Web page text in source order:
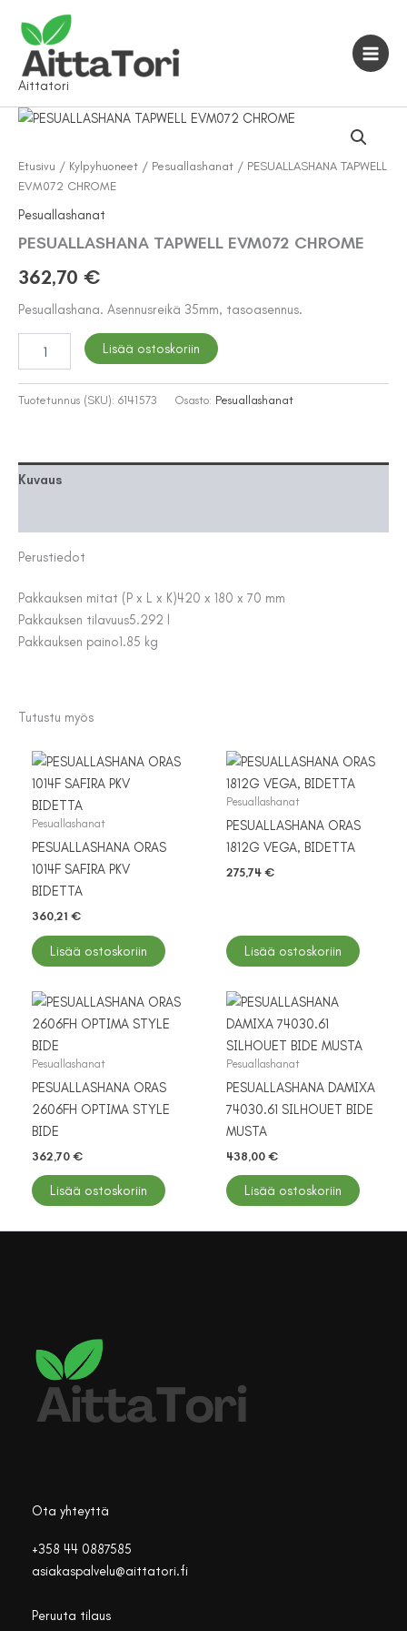
sisältöön
Aittatori
Etusivu / Kylpyhuoneet / Pesuallashanat / PESUALLASHANA TAPWELL
EVM072 CHROME
Pesuallashanat
PESUALLASHANA TAPWELL EVM072 CHROME
362,70 €
Pesuallashana. Asennusreikä 35mm, tasoasennus.
PESUALLASHANA
TAPWELL
CHROME
Lisää ostoskoriin
Tuotetunnus (SKU): 6141573 Osasto: Pesuallashanat
Kuvaus
Perustiedot
Pakkauksen mitat (P x L x K)420 x 180 x 70 mm
Pakkauksen tilavuus5.292 l
Pakkauksen paino1.85 kg
Tutustu myös
Pesuallashanat
PESUALLASHANA ORAS
1014F SAFIRA PKV
BIDETTA
360,21 €
Lisää ostoskoriin
Pesuallashanat
PESUALLASHANA ORAS
1812G VEGA, BIDETTA
275,74 €
Lisää ostoskoriin
Pesuallashanat
PESUALLASHANA ORAS
2606FH OPTIMA STYLE
BIDE
362,70 €
Lisää ostoskoriin
Pesuallashanat
PESUALLASHANA DAMIXA
74030.61 SILHOUET BIDE
MUSTA
438,00 €
Lisää ostoskoriin
Ota yhteyttä
+358 44 0887585
asiakaspalvelu@aittatori.fi
Peruuta tilaus